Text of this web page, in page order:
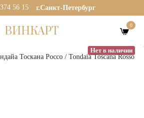
56 15 г.Санкт-Петербург
ВИНКАРТ 0
Нет в наличии